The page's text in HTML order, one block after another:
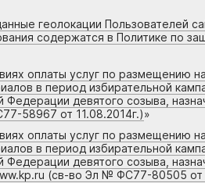
геолокации Пользователей
содержатся в Политике по
оплаты услуг по размещению
в период избирательной
девятого созыва,
58967 от 11.08.2014г.)»
оплаты услуг по размещению
в период избирательной
девятого созыва,
(св-во Эл № ФС77-80505